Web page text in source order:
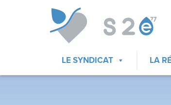
LE SYNDICAT LA